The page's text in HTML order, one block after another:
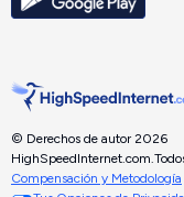
© Derechos de autor 2026
HighSpeedInternet.com.
Compensación y Metodología